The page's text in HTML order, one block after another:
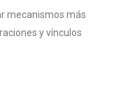
mecanismos más
y vínculos